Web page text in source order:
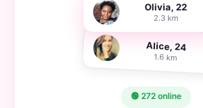
Olivia, 22
2.3 km
Alice, 24
1.6 km
🟢 272 online